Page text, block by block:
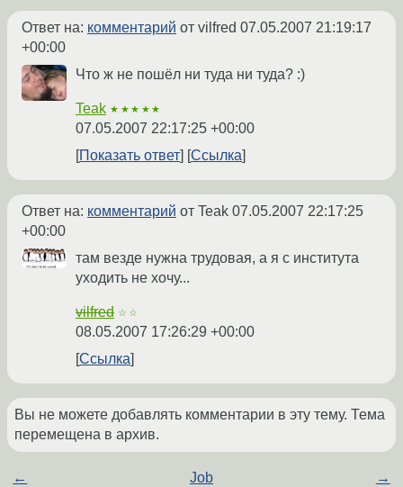
Ответ на: комментарий от vilfred 07.05.2007 21:19:17
+00:00
Что ж не пошёл ни туда ни туда? :)
Teak ★★★★★
07.05.2007 22:17:25 +00:00
Показать ответ
Ссылка
Ответ на: комментарий от Teak 07.05.2007 22:17:25
+00:00
там везде нужна трудовая, а я с института
уходить не хочу...
vilfred ☆☆
08.05.2007 17:26:29 +00:00
Ссылка
Вы не можете добавлять комментарии в эту тему. Тема
перемещена в архив.
← Job →